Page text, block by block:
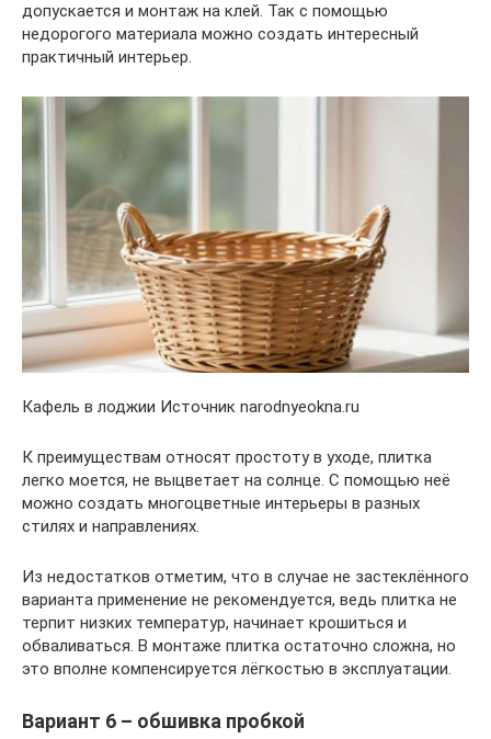
допускается и монтаж на клей. Так с помощью
недорогого материала можно создать интересный
практичный интерьер.
Кафель в лоджии Источник narodnyeokna.ru
К преимуществам относят простоту в уходе, плитка
легко моется, не выцветает на солнце. С помощью неё
можно создать многоцветные интерьеры в разных
стилях и направлениях.
Из недостатков отметим, что в случае не застеклённого
варианта применение не рекомендуется, ведь плитка не
терпит низких температур, начинает крошиться и
обваливаться. В монтаже плитка остаточно сложна, но
это вполне компенсируется лёгкостью в эксплуатации.
Вариант 6 – обшивка пробкой